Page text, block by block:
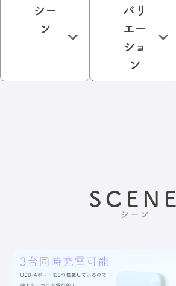
シー
ン
バリ
エー
ショ
ン
SCENE
シーン